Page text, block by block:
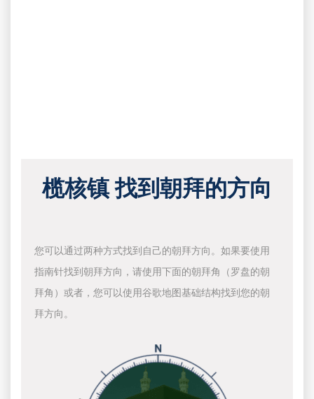
榄核镇 找到朝拜的方向
您可以通过两种方式找到自己的朝拜方向。如果要使用
指南针找到朝拜方向，请使用下面的朝拜角（罗盘的朝
拜角）或者，您可以使用谷歌地图基础结构找到您的朝
拜方向。